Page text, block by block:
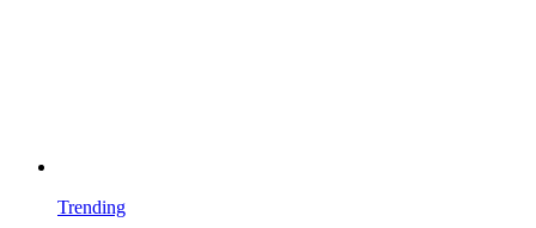
Trending